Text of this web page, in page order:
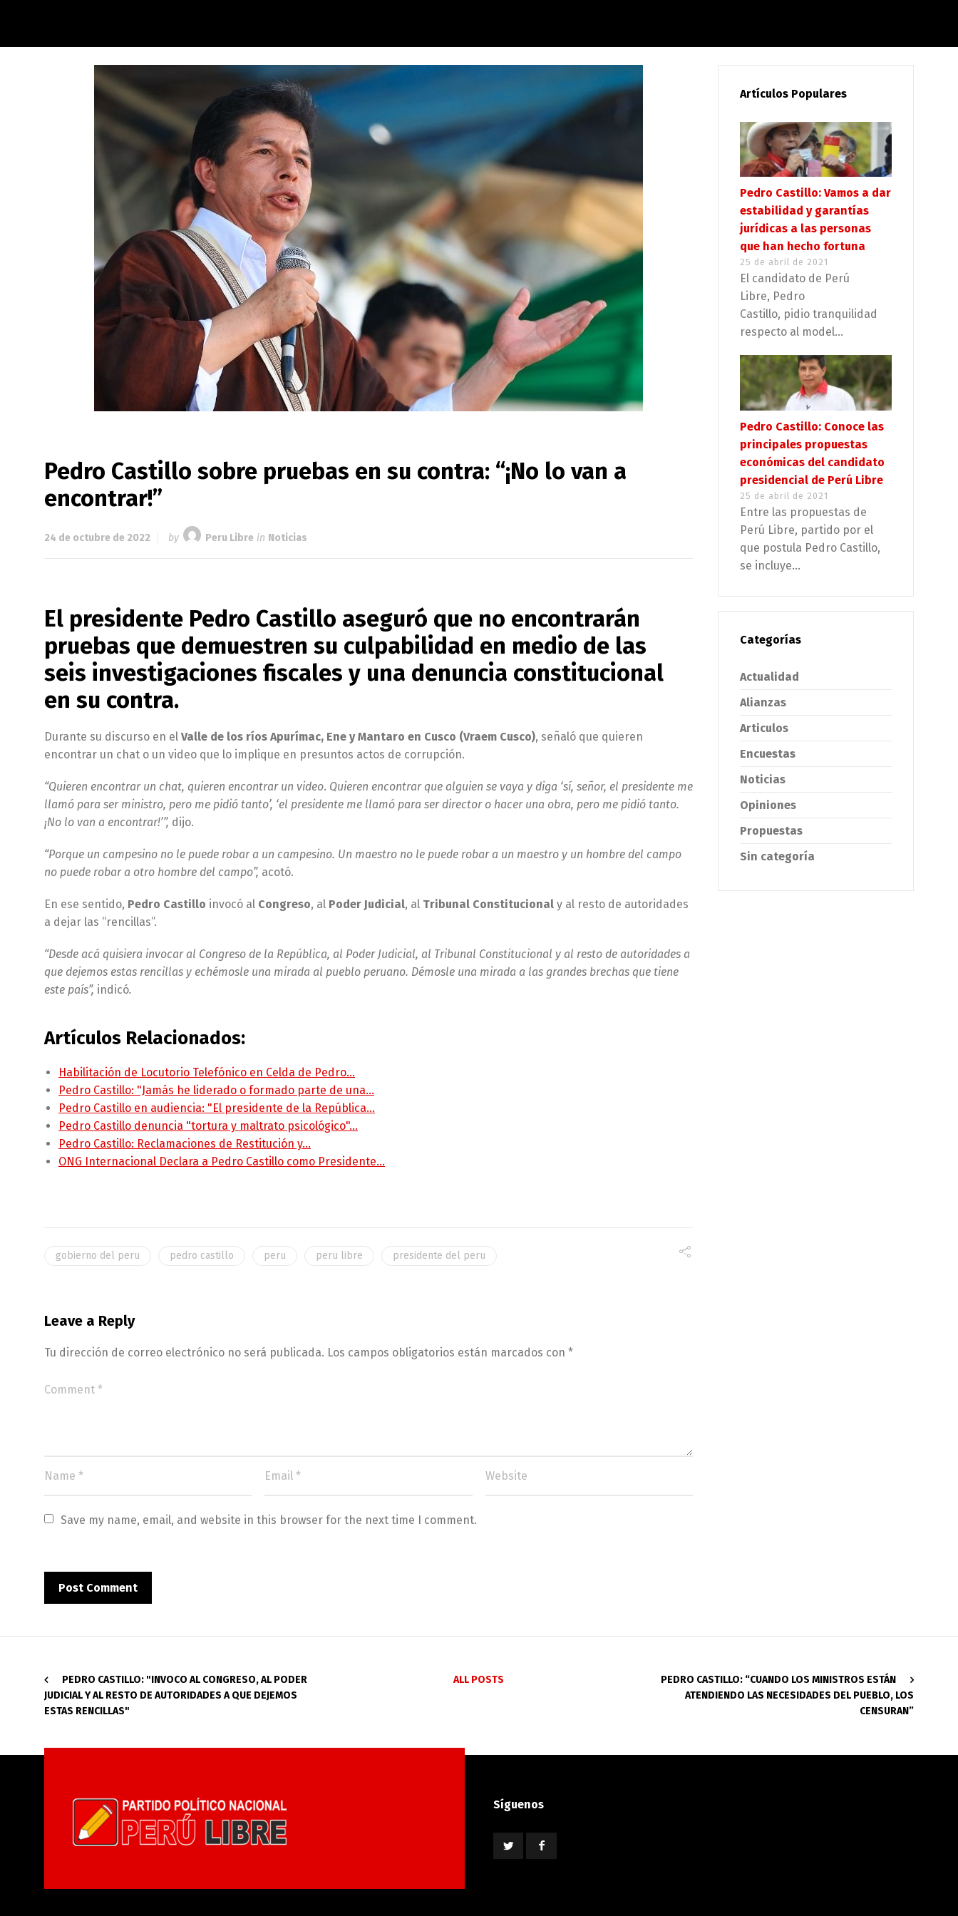
Pedro Castillo sobre pruebas en su contra: “¡No lo van a
encontrar!”
24 de octubre de 2022 by Peru Libre in Noticias
El presidente Pedro Castillo aseguró que no encontrarán
pruebas que demuestren su culpabilidad en medio de las
seis investigaciones fiscales y una denuncia constitucional
en su contra.
Durante su discurso en el Valle de los ríos Apurímac, Ene y Mantaro en Cusco (Vraem Cusco), señaló que quieren
encontrar un chat o un video que lo implique en presuntos actos de corrupción.
“Quieren encontrar un chat, quieren encontrar un video. Quieren encontrar que alguien se vaya y diga ‘sí, señor, el presidente me
llamó para ser ministro, pero me pidió tanto’, ‘el presidente me llamó para ser director o hacer una obra, pero me pidió tanto.
¡No lo van a encontrar!’”, dijo.
“Porque un campesino no le puede robar a un campesino. Un maestro no le puede robar a un maestro y un hombre del campo
no puede robar a otro hombre del campo”, acotó.
En ese sentido, Pedro Castillo invocó al Congreso, al Poder Judicial, al Tribunal Constitucional y al resto de autoridades
a dejar las “rencillas”.
“Desde acá quisiera invocar al Congreso de la República, al Poder Judicial, al Tribunal Constitucional y al resto de autoridades a
que dejemos estas rencillas y echémosle una mirada al pueblo peruano. Démosle una mirada a las grandes brechas que tiene
este país”, indicó.
Artículos Relacionados:
Habilitación de Locutorio Telefónico en Celda de Pedro…
Pedro Castillo: "Jamás he liderado o formado parte de una…
Pedro Castillo en audiencia: "El presidente de la República…
Pedro Castillo denuncia "tortura y maltrato psicológico"…
Pedro Castillo: Reclamaciones de Restitución y…
ONG Internacional Declara a Pedro Castillo como Presidente…
gobierno del peru pedro castillo peru peru libre presidente del peru
Leave a Reply
Tu dirección de correo electrónico no será publicada. Los campos obligatorios están marcados con *
Save my name, email, and website in this browser for the next time I comment.
Artículos Populares
Pedro Castillo: Vamos a dar
estabilidad y garantías
jurídicas a las personas
que han hecho fortuna
25 de abril de 2021
El candidato de Perú
Libre, Pedro
Castillo, pidio tranquilidad
respecto al model...
Pedro Castillo: Conoce las
principales propuestas
económicas del candidato
presidencial de Perú Libre
25 de abril de 2021
Entre las propuestas de
Perú Libre, partido por el
que postula Pedro Castillo,
se incluye...
Categorías
Actualidad
Alianzas
Articulos
Encuestas
Noticias
Opiniones
Propuestas
Sin categoría
PEDRO CASTILLO: "INVOCO AL CONGRESO, AL PODER
JUDICIAL Y AL RESTO DE AUTORIDADES A QUE DEJEMOS
ESTAS RENCILLAS"
ALL POSTS
PEDRO CASTILLO: “CUANDO LOS MINISTROS ESTÁN
ATENDIENDO LAS NECESIDADES DEL PUEBLO, LOS
CENSURAN”
Síguenos